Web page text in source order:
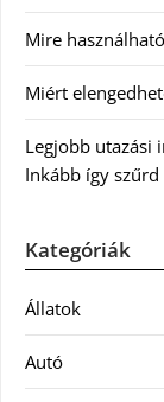
Mire
Miért
Legjobb utazási
Inkább így
Kategóriák
Állatok
Autó